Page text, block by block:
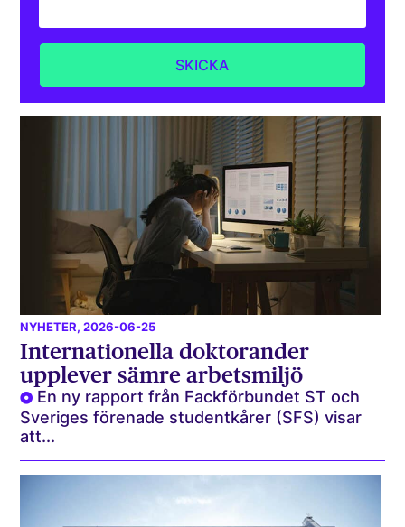
NYHETER, 2026-06-25
Internationella doktorander
upplever sämre arbetsmiljö
En ny rapport från Fackförbundet ST och
Sveriges förenade studentkårer (SFS) visar
att...